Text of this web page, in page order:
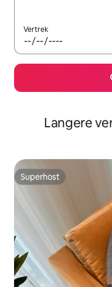
Vertrek
Langere
Superhost
Superhost